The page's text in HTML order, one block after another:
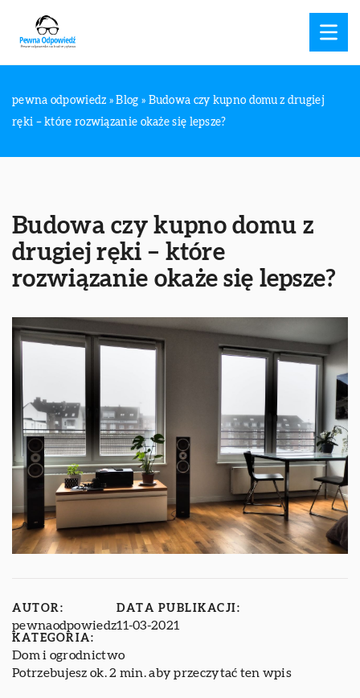
pewna odpowiedz »Blog » Budowa czy kupno domu z drugiej
ręki – które rozwiązanie okaże się lepsze?
Budowa czy kupno domu z
drugiej ręki – które
rozwiązanie okaże się lepsze?
AUTOR:
pewnaodpowiedz
DATA PUBLIKACJI:
11-03-2021
KATEGORIA:
Dom i ogrodnictwo
Potrzebujesz ok. 2 min. aby przeczytać ten wpis